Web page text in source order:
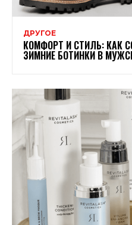
ДРУГОЕ
КОМФОРТ И СТИЛЬ: КАК
ЗИМНИЕ БОТИНКИ В